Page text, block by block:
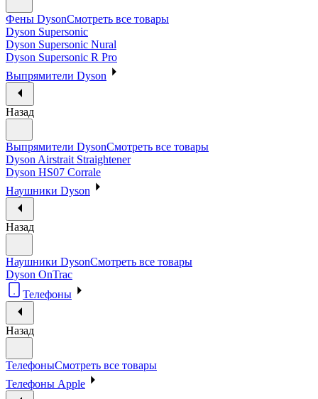
Фены DysonСмотреть все товары
Dyson Supersonic
Dyson Supersonic Nural
Dyson Supersonic R Pro
Выпрямители Dyson
Назад
Выпрямители DysonСмотреть все товары
Dyson Airstrait Straightener
Dyson HS07 Corrale
Наушники Dyson
Назад
Наушники DysonСмотреть все товары
Dyson OnTrac
Телефоны
Назад
ТелефоныСмотреть все товары
Телефоны Apple